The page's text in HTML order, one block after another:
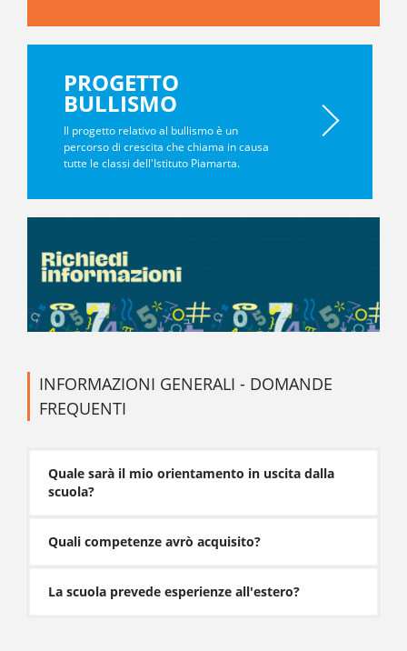
PROGETTO
BULLISMO
Il progetto relativo al bullismo è un
percorso di crescita che chiama in causa
tutte le classi dell'Istituto Piamarta.
INFORMAZIONI GENERALI - DOMANDE
FREQUENTI
Quale sarà il mio orientamento in uscita dalla
scuola?
Quali competenze avrò acquisito?
La scuola prevede esperienze all'estero?